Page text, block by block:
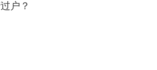
户？